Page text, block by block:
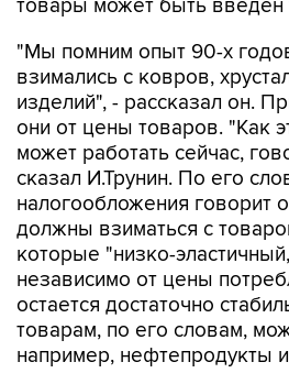
товары может быть введен
"Мы помним опыт 90-х
взимались с ковров,
изделий", - рассказал он.
они от цены товаров. "Как
может работать сейчас,
сказал И.Трунин. По его
налогообложения говорит
должны взиматься с
которые "низко-
независимо от цены
остается достаточно
товарам, по его словам,
например, нефтепродукты